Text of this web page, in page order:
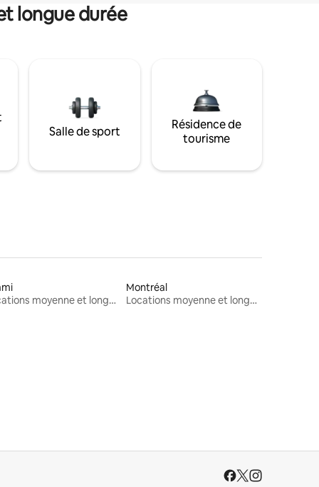
longue durée
Salle de sport
Résidence de
tourisme
Locations moyenne et longue durée
Montréal
Locations moyenne et longue durée